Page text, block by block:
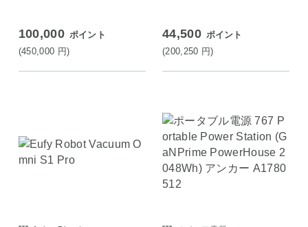
100,000 ポイント
(450,000 円)
44,500 ポイント
(200,250 円)